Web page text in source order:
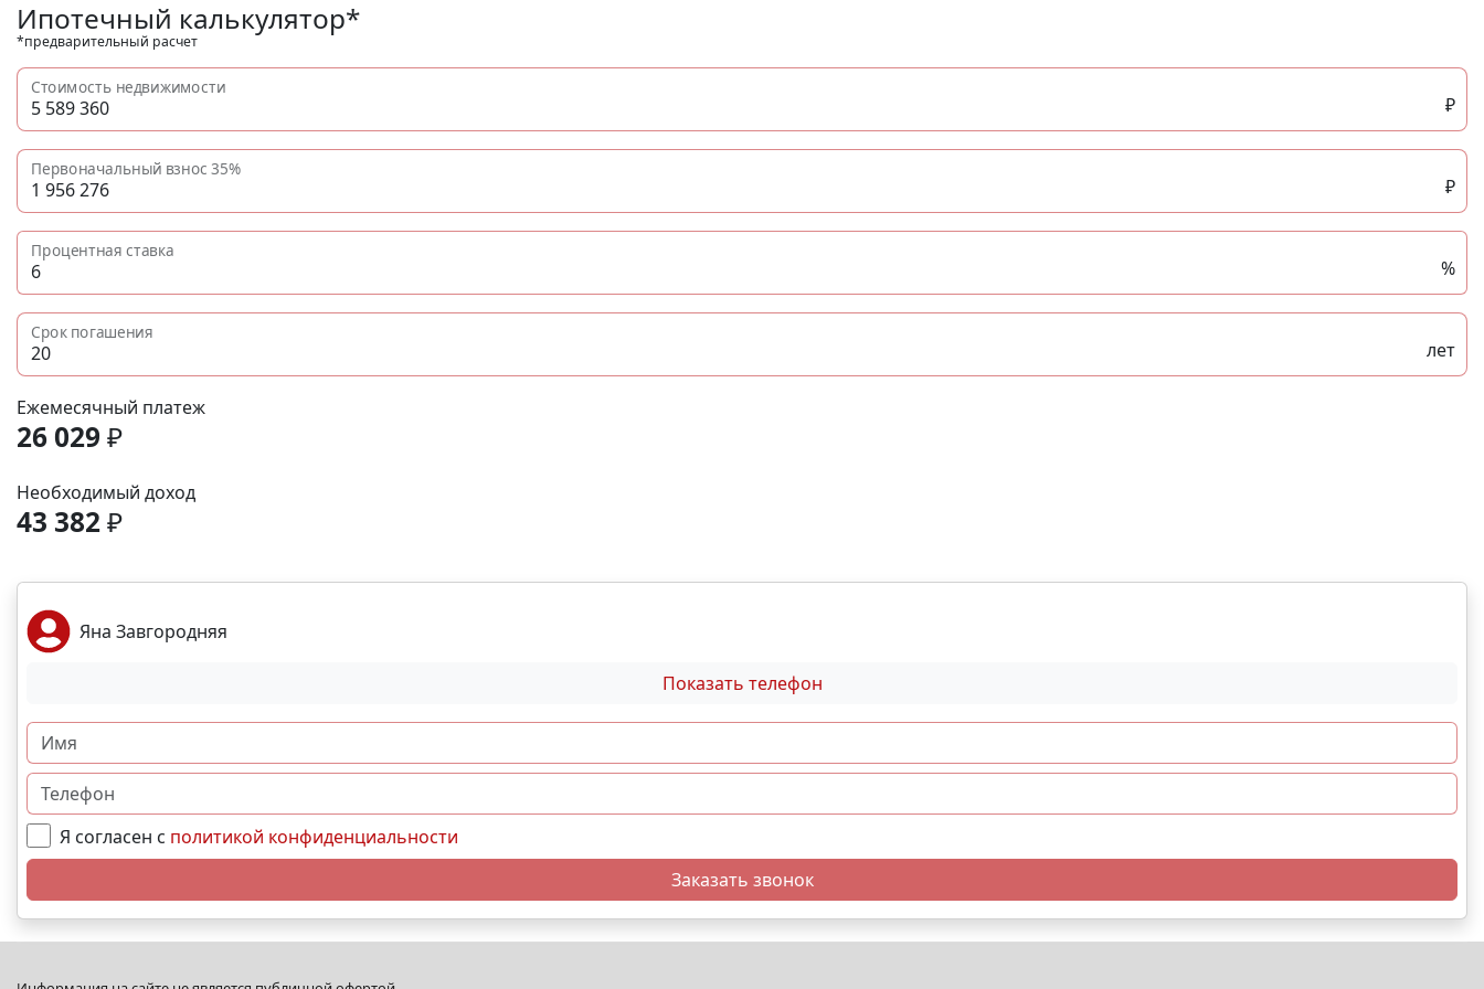
Ипотечный калькулятор*
*предварительный расчет
Стоимость недвижимости
₽
Первоначальный взнос35%
₽
Процентная ставка
%
Срок погашения
лет
Ежемесячный платеж
26 029 ₽
Необходимый доход
43 382₽
Яна Завгородняя
Показать телефон
Я согласен с политикой конфиденциальности
Заказать звонок